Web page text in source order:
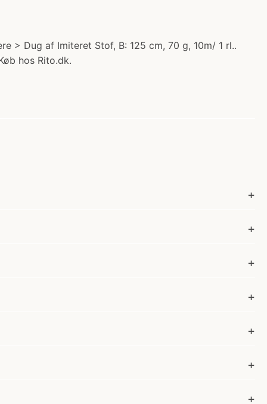
> Dug af Imiteret Stof, B: 125 cm, 70 g, 10m/ 1 rl..
hos Rito.dk.